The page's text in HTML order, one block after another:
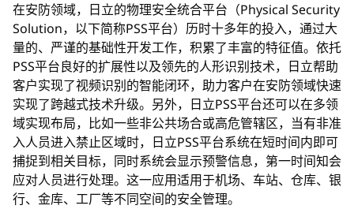
在安防领域，日立的物理安全统合平台（Physical Security
Solution，以下简称PSS平台）历时十多年的投入，通过大
量的、严谨的基础性开发工作，积累了丰富的特征值。依托
PSS平台良好的扩展性以及领先的人形识别技术，日立帮助
客户实现了视频识别的智能闭环，助力客户在安防领域快速
实现了跨越式技术升级。另外，日立PSS平台还可以在多领
域实现布局，比如一些非公共场合或高危管辖区，当有非准
入人员进入禁止区域时，日立PSS平台系统在短时间内即可
捕捉到相关目标，同时系统会显示预警信息，第一时间知会
应对人员进行处理。这一应用适用于机场、车站、仓库、银
行、金库、工厂等不同空间的安全管理。